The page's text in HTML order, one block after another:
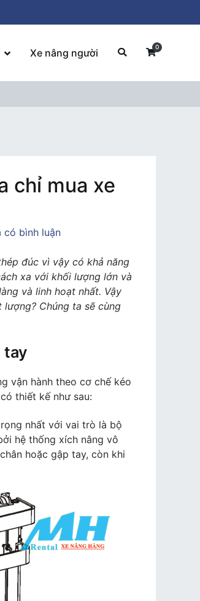
Xe nâng người 0
chỉ mua xe
có bình luậntrong
xe
nâng
hàng
bằng
mua
xe
tín,
chất
lượng
đúc vì vậy có khả năng
xa với khối lượng lớn và
và linh hoạt nhất. Vậy
Chúng ta sẽ cùng
tay
vận hành theo cơ chế kéo
thiết kế như sau:
nhất với vai trò là bộ
hệ thống xích nâng vô
hoặc gập tay, còn khi